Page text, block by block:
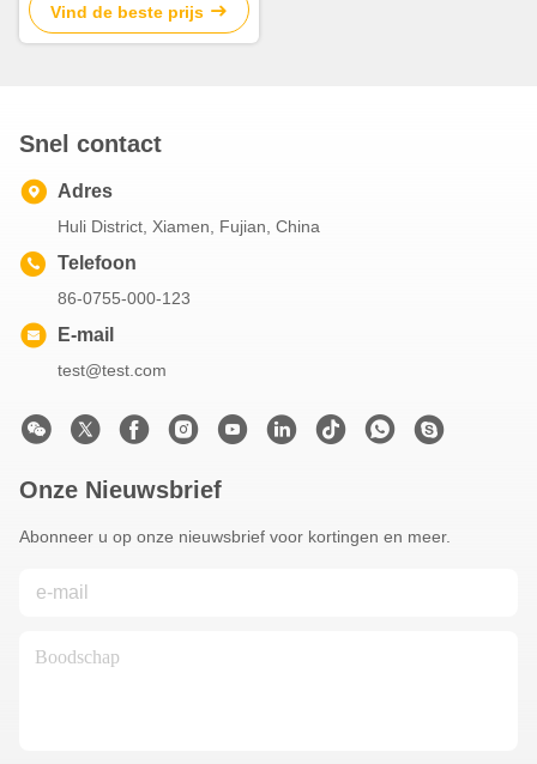
Decorative Party
Vind de beste prijs
Snel contact
Adres
Huli District, Xiamen, Fujian, China
Telefoon
86-0755-000-123
E-mail
test@test.com
Onze Nieuwsbrief
Abonneer u op onze nieuwsbrief voor kortingen en meer.